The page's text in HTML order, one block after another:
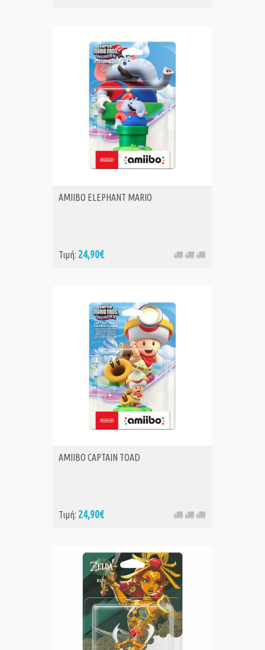
AMIIBO ELEPHANT MARIO
Τιμή: 24,90€
AMIIBO CAPTAIN TOAD
Τιμή: 24,90€